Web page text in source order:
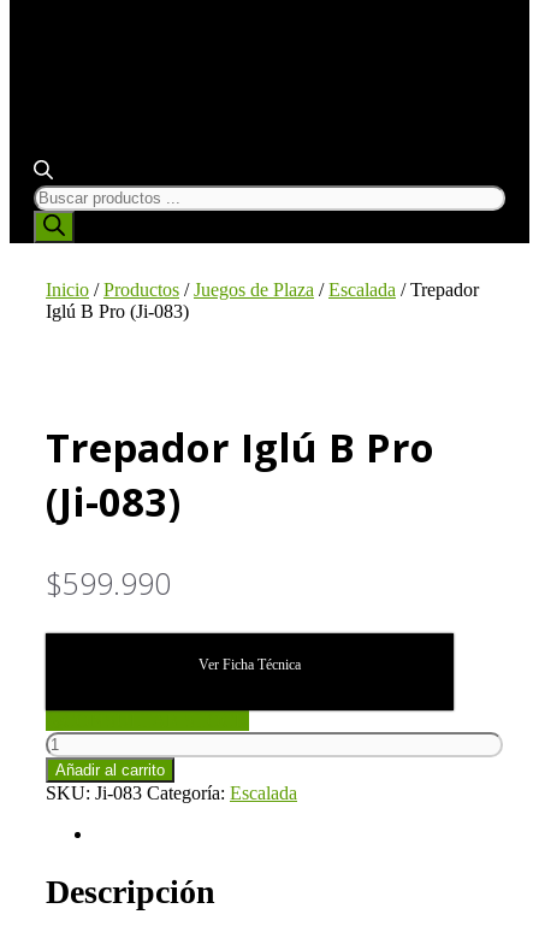
BÚSQUEDA
DE
PRODUCTOS
Inicio /Productos /Juegos de Plaza /Escalada / Trepador
Iglú B Pro (Ji-083)
Trepador Iglú B Pro
(Ji-083)
$599.990
Ver Ficha Técnica
Trepador
Iglú
B
Pro
Añadir al carrito
SKU: Ji-083 Categoría: Escalada
Descripción